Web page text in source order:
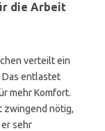
die Arbeit
verteilt ein
Das entlastet
mehr Komfort.
zwingend nötig,
sehr